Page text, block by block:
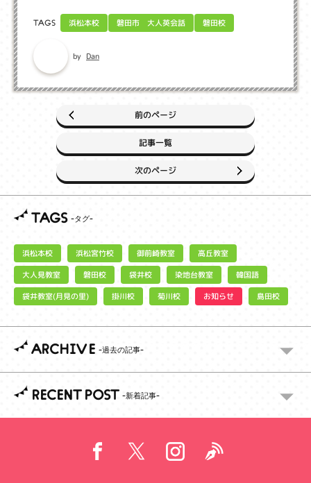
TAGS 浜松本校 磐田市 大人英会話 磐田校
by Dan
前のページ
記事一覧
次のページ
TAGS
浜松本校 浜松宮竹校 御前崎教室 高丘教室
大人見教室 磐田校 袋井校 染地台教室 韓国語
袋井教室(月見の里) 掛川校 菊川校 お知らせ 島田校
ARCHIVE
RECENT POST